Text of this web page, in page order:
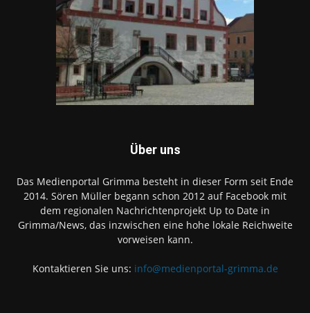
Über uns
Das Medienportal Grimma besteht in dieser Form seit Ende
2014. Sören Müller begann schon 2012 auf Facebook mit
dem regionalen Nachrichtenprojekt Up to Date in
Grimma/News, das inzwischen eine hohe lokale Reichweite
vorweisen kann.
Kontaktieren Sie uns: info@medienportal-grimma.de